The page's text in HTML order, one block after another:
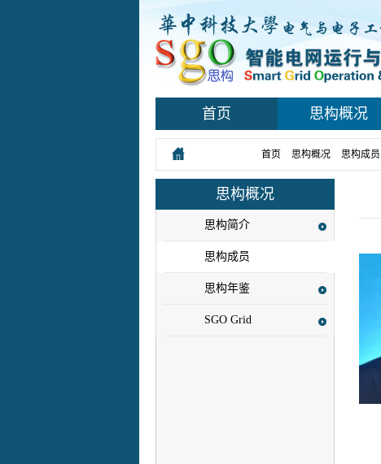
首页 思构概况
首页 思构概况 思构成员
思构概况
思构简介
思构成员
思构年鉴
SGO Grid